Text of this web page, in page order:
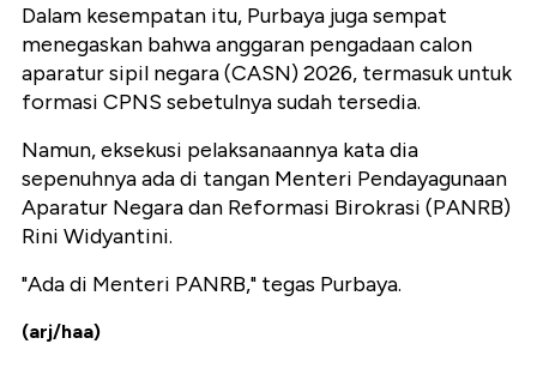
Dalam kesempatan itu, Purbaya juga sempat
menegaskan bahwa anggaran pengadaan calon
aparatur sipil negara (CASN) 2026, termasuk untuk
formasi CPNS sebetulnya sudah tersedia.
Namun, eksekusi pelaksanaannya kata dia
sepenuhnya ada di tangan Menteri Pendayagunaan
Aparatur Negara dan Reformasi Birokrasi (PANRB)
Rini Widyantini.
"Ada di Menteri PANRB," tegas Purbaya.
(arj/haa)